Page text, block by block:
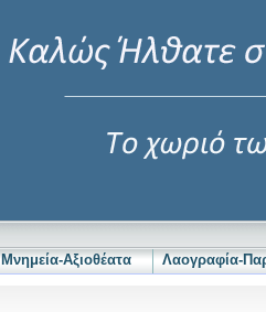
Μνημεία-Αξιοθέατα Λαογραφία-